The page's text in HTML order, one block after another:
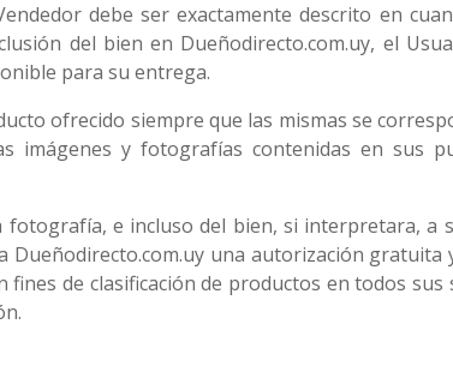
debe ser exactamente descrito en
del bien en Dueñodirecto.com.uy, el
para su entrega.
ofrecido siempre que las mismas se
imágenes y fotografías contenidas en sus
e incluso del bien, si interpretara, a
una autorización
de clasificación de productos en todos